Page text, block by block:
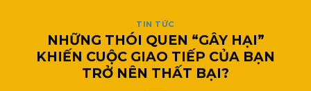
TIN TỨC
NHỮNG THÓI QUEN “GÂY HẠI”
KHIẾN CUỘC GIAO TIẾP CỦA BẠN
TRỞ NÊN THẤT BẠI?